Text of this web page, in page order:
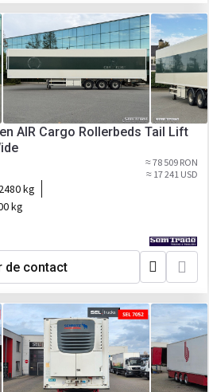
AIR Cargo Rollerbeds Tail Lift
≈ 78 509 RON
≈ 17 241 USD
kg
kg
de contact